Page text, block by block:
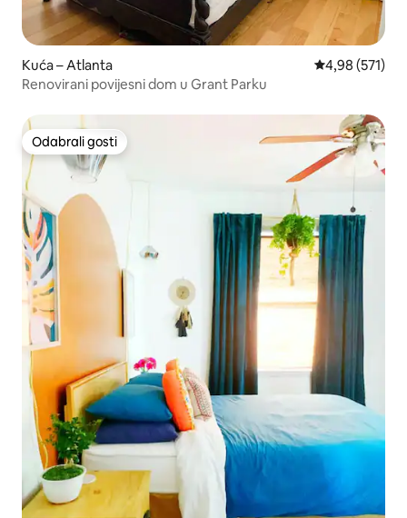
Kuća – Atlanta Prosječna
4,98 (571)
Renovirani povijesni dom u Grant Parku
Odabrali gosti
Odabrali gosti